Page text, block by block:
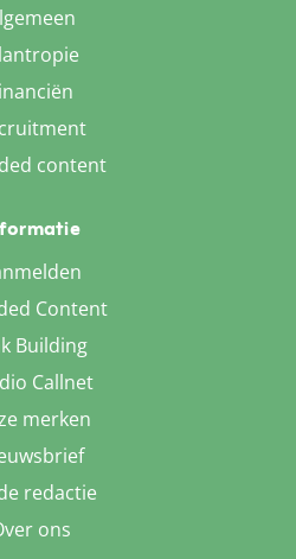
content
Content
Building
Callnet
merken
redactie
ons